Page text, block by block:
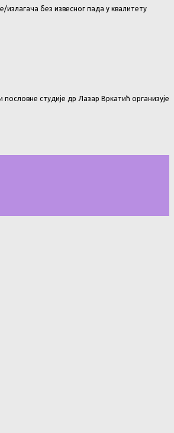
без извесног пада у квалитету
студије др Лазар Вркатић организује